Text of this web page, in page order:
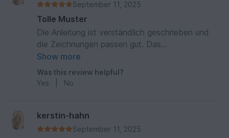
September 11, 2025
Tolle Muster
Die Anleitung ist verständlich geschrieben und
die Zeichnungen passen gut. Das
Gestaltungsprinzip wird auch klar, so dass ich
teilweise andere Muster verwendet habe.
Neidische Blicke waren das Ergebnis.
Show more
Was this review helpful?
Yes
No
kerstin-hahn
September 11, 2025